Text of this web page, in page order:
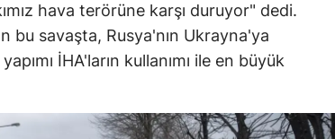
Siirt
hava terörüne karşı duruyor" dedi.
bu savaşta, Rusya'nın Ukrayna'ya
İHA'ların kullanımı ile en büyük